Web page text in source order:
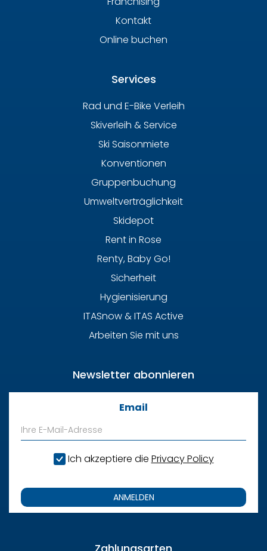
Kontakt
Online buchen
Services
Rad und E-Bike Verleih
Skiverleih & Service
Ski Saisonmiete
Konventionen
Gruppenbuchung
Umweltverträglichkeit
Skidepot
Rent in Rose
Renty, Baby Go!
Sicherheit
Hygienisierung
ITASnow & ITAS Active
Arbeiten Sie mit uns
Newsletter abonnieren
Email
Ich akzeptiere die Privacy Policy
ANMELDEN